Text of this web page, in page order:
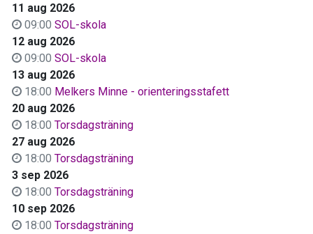
11 aug 2026
09:00 SOL-skola
12 aug 2026
09:00 SOL-skola
13 aug 2026
18:00 Melkers Minne - orienteringsstafett
20 aug 2026
18:00 Torsdagsträning
27 aug 2026
18:00 Torsdagsträning
3 sep 2026
18:00 Torsdagsträning
10 sep 2026
18:00 Torsdagsträning